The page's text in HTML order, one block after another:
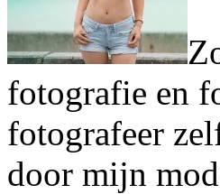
fotografie en
fotografeer
door mijn